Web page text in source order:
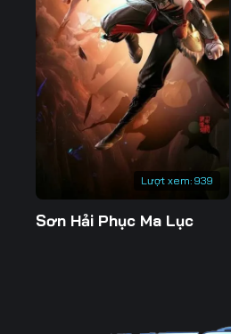
Tập 183 Tập 184
Tập 190 Tập 191
Tập 197 Tập 198
Tập 204 Tập 205
Tập 212
Tập 218 Tập 219
Lượt xem: 939
Sơn Hải Phục Ma Lục